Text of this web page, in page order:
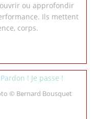
ou approfondir
Ils mettent
corps.
© Bernard Bousquet